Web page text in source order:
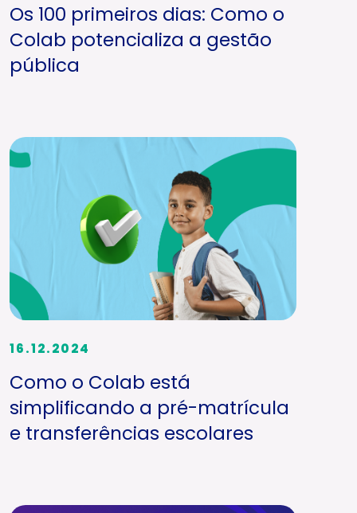
Os 100 primeiros dias: Como o
Colab potencializa a gestão
pública
16.12.2024
Como o Colab está
simplificando a pré-matrícula
e transferências escolares